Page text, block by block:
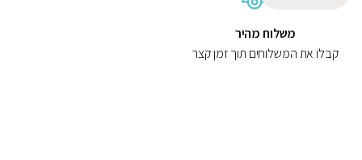
משלוח מהיר
קבלו את המשלוחים תוך זמן קצר